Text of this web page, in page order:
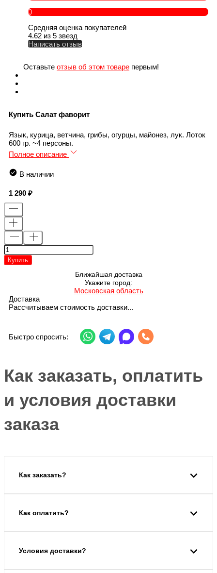
0
Средняя оценка покупателей
4.62 из 5 звезд
Написать отзыв
Оставьте отзыв об этом товаре первым!
Купить Салат фаворит
Язык, курица, ветчина, грибы, огурцы, майонез, лук. Лоток
600 гр. ~4 персоны.
Полное описание
В наличии
1 290
Купить
Ближайшая доставка
Укажите город:
Московская область
Доставка
Рассчитываем стоимость доставки...
Быстро спросить:
Как заказать, оплатить
и условия доставки
заказа
Как заказать?
Как оплатить?
Условия доставки?